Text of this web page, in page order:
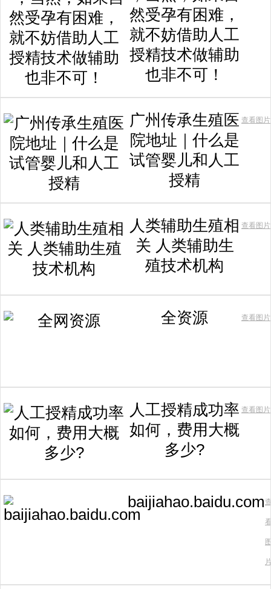
然受孕有困难，
就不妨借助人工
授精技术做辅助
也非不可！
广州传承生殖医
院地址｜什么是
试管婴儿和人工
授精
查看图片
人类辅助生殖相
关 人类辅助生
殖技术机构
查看图片
全资源 查看图片
人工授精成功率
如何，费用大概
多少?
查看图片
baijiahao.baidu.com